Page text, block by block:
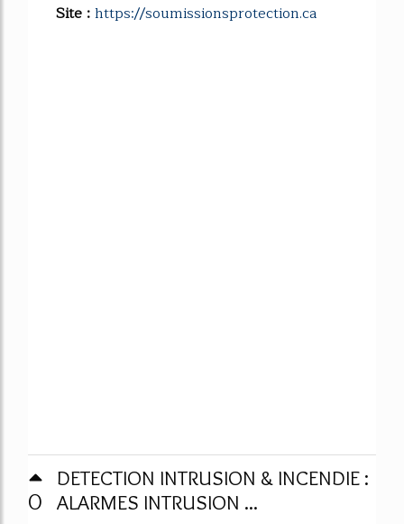
Site :https://soumissionsprotection.ca
0
DETECTION INTRUSION & INCENDIE :
ALARMES INTRUSION ...